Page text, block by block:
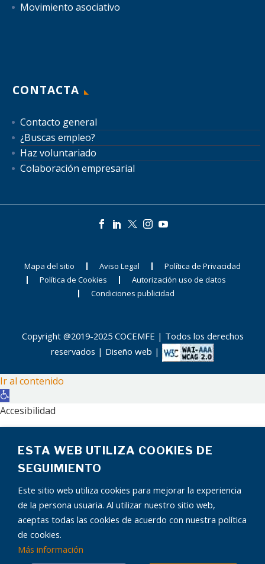
Movimiento asociativo
CONTACTA
Contacto general
¿Buscas empleo?
Haz voluntariado
Colaboración empresarial
Mapa del sitio Aviso Legal
Política de Privacidad
Política de Cookies
Autorización uso de datos
Condiciones publicidad
Copyright @2019-2025 COCEMFE | Todos los derechos
reservados | Diseño web |
ESTA WEB UTILIZA COOKIES DE
SEGUIMIENTO
Este sitio web utiliza cookies para mejorar la experiencia
de la persona usuaria. Al utilizar nuestro sitio web,
aceptas todas las cookies de acuerdo con nuestra política
de cookies.
Más información
Ir al contenido
Abrir
barra
de
Accesibilidad
Disminuir texto
Escala de grises
Contraste negativo
Fondo claro
Subrayar enlaces
Fuente legible
Restablecer